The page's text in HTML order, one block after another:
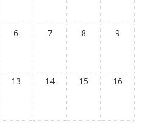
6 7 8 9
13 14 15 16